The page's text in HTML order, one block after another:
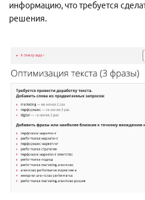
информацию, что требуется
решения.